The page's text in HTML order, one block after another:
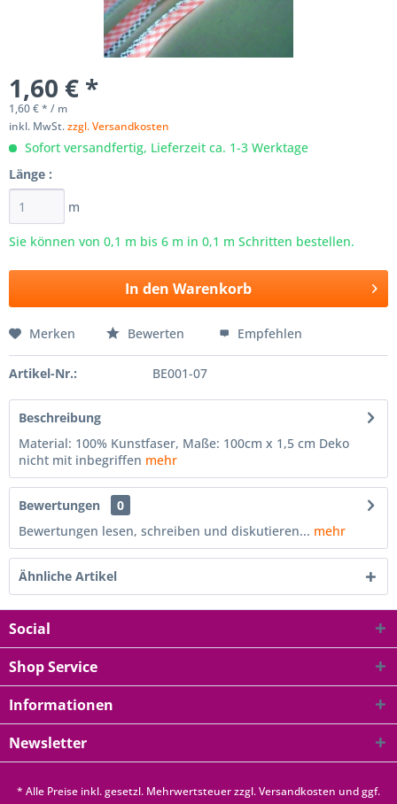
1,60 € *
1,60 € * / m
inkl. MwSt.zzgl. Versandkosten
Sofort versandfertig, Lieferzeit ca. 1-3 Werktage
Länge :
m
Sie können von 0,1 m bis 6 m in 0,1 m Schritten bestellen.
In den Warenkorb
Merken Bewerten Empfehlen
Artikel-Nr.: BE001-07
Beschreibung
Material: 100% Kunstfaser, Maße: 100cm x 1,5 cm Deko
nicht mit inbegriffen mehr
Bewertungen
0
Bewertungen lesen, schreiben und diskutieren... mehr
Ähnliche Artikel
Social
Shop Service
Informationen
Newsletter
* Alle Preise inkl. gesetzl. Mehrwertsteuer zzgl.Versandkosten und ggf.